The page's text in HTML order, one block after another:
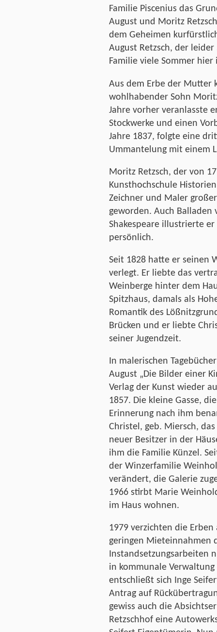
Familie Piscenius das
August und Moritz
dem Geheimen
August Retzsch, der
Familie viele Sommer
Aus dem Erbe der Mutter
wohlhabender Sohn
Jahre vorher veranlasste
Stockwerke und einen
Jahre 1837, folgte eine
Ummantelung mit einem
Moritz Retzsch, der von
Kunsthochschule
Zeichner und Maler
geworden. Auch Balladen
Shakespeare illustrierte
persönlich.
Seit 1828 hatte er seinen
verlegt. Er liebte das
Weinberge hinter dem
Spitzhaus, damals als
Romantik des
Brücken und er liebte
seiner Jugendzeit.
In malerischen
August „Die Bilder einer
Verlag der Kunst wieder
1857. Die kleine Gasse,
Erinnerung nach ihm
Christel, geb. Miersch,
neuer Besitzer in der
ihm die Familie Künzel.
der Winzerfamilie
verändert, die Galerie
1966 stirbt Marie
im Haus wohnen.
1979 verzichten die
geringen Mieteinnahmen
Instandsetzungsarbeiten
in kommunale
entschließt sich Inge
Antrag auf
gewiss auch die
Retzschhof eine